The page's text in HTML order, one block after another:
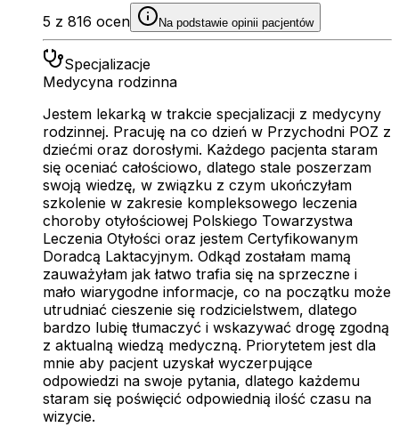
5 z 816 ocen Na podstawie opinii pacjentów
Specjalizacje
Medycyna rodzinna
Jestem lekarką w trakcie specjalizacji z medycyny
rodzinnej. Pracuję na co dzień w Przychodni POZ z
dziećmi oraz dorosłymi. Każdego pacjenta staram
się oceniać całościowo, dlatego stale poszerzam
swoją wiedzę, w związku z czym ukończyłam
szkolenie w zakresie kompleksowego leczenia
choroby otyłościowej Polskiego Towarzystwa
Leczenia Otyłości oraz jestem Certyfikowanym
Doradcą Laktacyjnym. Odkąd zostałam mamą
zauważyłam jak łatwo trafia się na sprzeczne i
mało wiarygodne informacje, co na początku może
utrudniać cieszenie się rodzicielstwem, dlatego
bardzo lubię tłumaczyć i wskazywać drogę zgodną
z aktualną wiedzą medyczną. Priorytetem jest dla
mnie aby pacjent uzyskał wyczerpujące
odpowiedzi na swoje pytania, dlatego każdemu
staram się poświęcić odpowiednią ilość czasu na
wizycie.